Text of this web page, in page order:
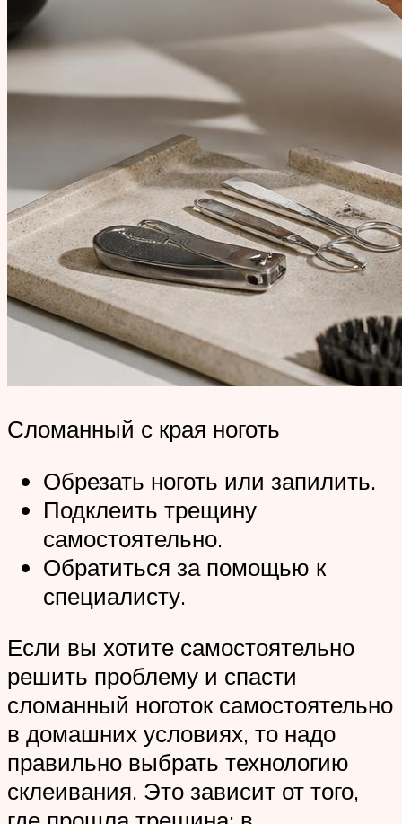
Сломанный с края ноготь
Обрезать ноготь или запилить.
Подклеить трещину
самостоятельно.
Обратиться за помощью к
специалисту.
Если вы хотите самостоятельно
решить проблему и спасти
сломанный ноготок самостоятельно
в домашних условиях, то надо
правильно выбрать технологию
склеивания. Это зависит от того,